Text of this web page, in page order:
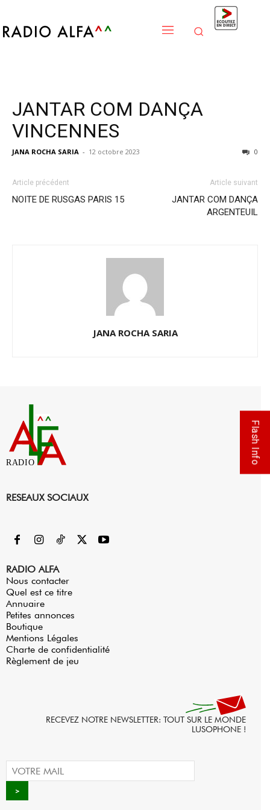
JANTAR COM DANÇA
VINCENNES
JANA ROCHA SARIA - 12 octobre 2023 0
Article précédent
NOITE DE RUSGAS PARIS 15
Article suivant
JANTAR COM DANÇA
ARGENTEUIL
JANA ROCHA SARIA
RADIO
RESEAUX SOCIAUX
RADIO ALFA
Nous contacter
Quel est ce titre
Annuaire
Petites annonces
Boutique
Mentions Légales
Charte de confidentialité
Règlement de jeu
RECEVEZ NOTRE NEWSLETTER: TOUT SUR LE MONDE
LUSOPHONE !
Flash Info